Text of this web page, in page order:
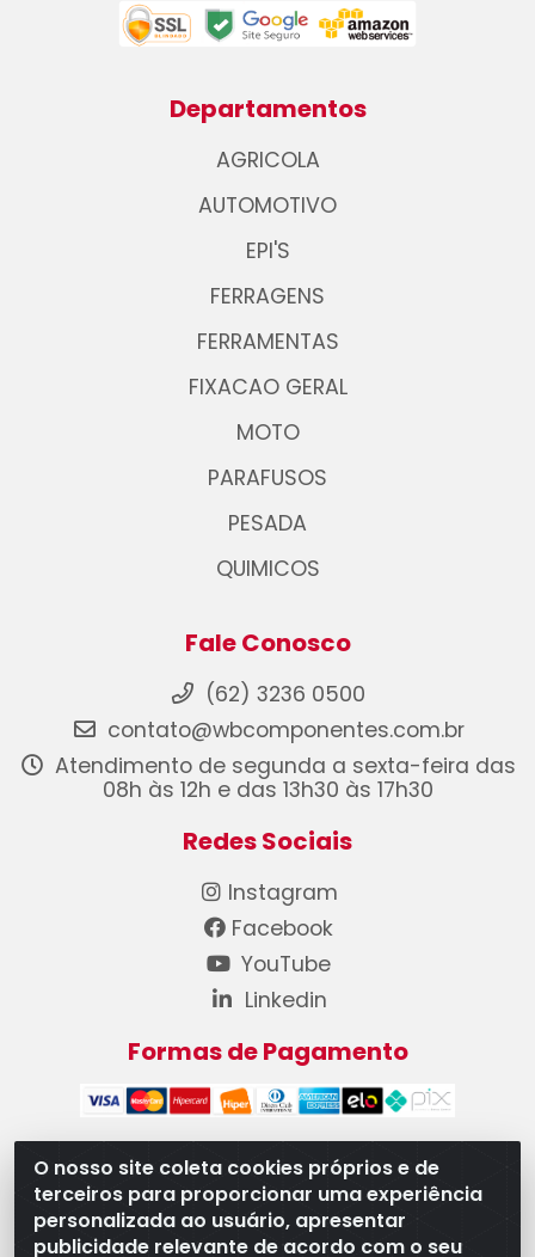
O nosso site coleta cookies próprios e de
terceiros para proporcionar uma experiência
personalizada ao usuário, apresentar
publicidade relevante de acordo com o seu
Departamentos
AGRICOLA
AUTOMOTIVO
EPI'S
FERRAGENS
FERRAMENTAS
FIXACAO GERAL
MOTO
PARAFUSOS
PESADA
QUIMICOS
Fale Conosco
(62) 3236 0500
contato@wbcomponentes.com.br
Atendimento de segunda a sexta-feira das
08h às 12h e das 13h30 às 17h30
Redes Sociais
Instagram
Facebook
YouTube
Linkedin
Formas de Pagamento
WB Componentes Automotivos LTDA - CNPJ
08.528.393/0001-12 - Rua do Níquel, 667 - Parque
Oeste Industrial, Goiânia/GO - CEP 74375-660